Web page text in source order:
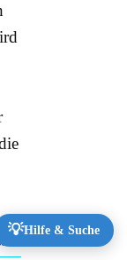
💡Hilfe & Suche